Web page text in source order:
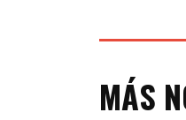
MÁS